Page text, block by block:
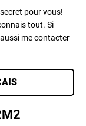
pour vous!
tout. Si
me contacter